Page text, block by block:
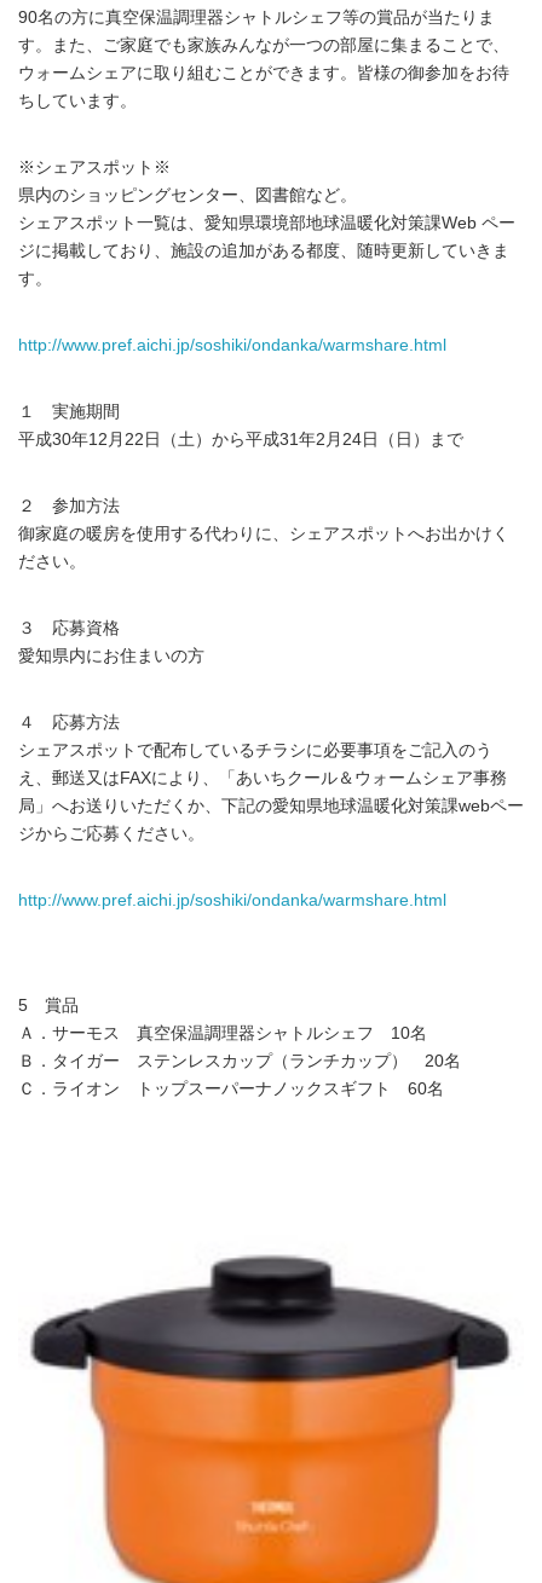
90名の方に真空保温調理器シャトルシェフ等の賞品が当たりま
す。また、ご家庭でも家族みんなが一つの部屋に集まることで、
ウォームシェアに取り組むことができます。皆様の御参加をお待
ちしています。
※シェアスポット※
県内のショッピングセンター、図書館など。
シェアスポット一覧は、愛知県環境部地球温暖化対策課Web ペー
ジに掲載しており、施設の追加がある都度、随時更新していきま
す。
http://www.pref.aichi.jp/soshiki/ondanka/warmshare.html
１ 実施期間
平成30年12月22日（土）から平成31年2月24日（日）まで
２ 参加方法
御家庭の暖房を使用する代わりに、シェアスポットへお出かけく
ださい。
３ 応募資格
愛知県内にお住まいの方
４ 応募方法
シェアスポットで配布しているチラシに必要事項をご記入のう
え、郵送又はFAXにより、「あいちクール＆ウォームシェア事務
局」へお送りいただくか、下記の愛知県地球温暖化対策課webペー
ジからご応募ください。
http://www.pref.aichi.jp/soshiki/ondanka/warmshare.html
5 賞品
Ａ．サーモス 真空保温調理器シャトルシェフ 10名
Ｂ．タイガー ステンレスカップ（ランチカップ） 20名
Ｃ．ライオン トップスーパーナノックスギフト 60名